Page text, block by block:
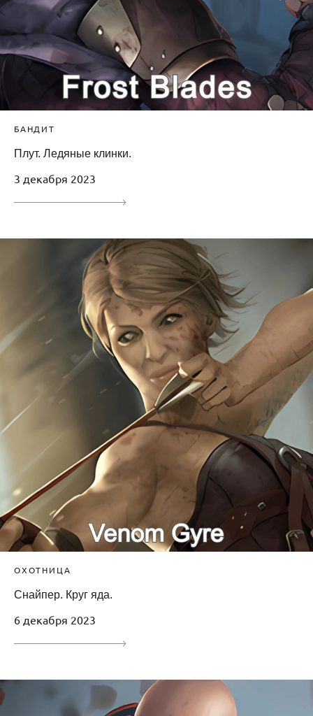
БАНДИТ
Плут. Ледяные клинки.
3 декабря 2023
ОХОТНИЦА
Снайпер. Круг яда.
6 декабря 2023